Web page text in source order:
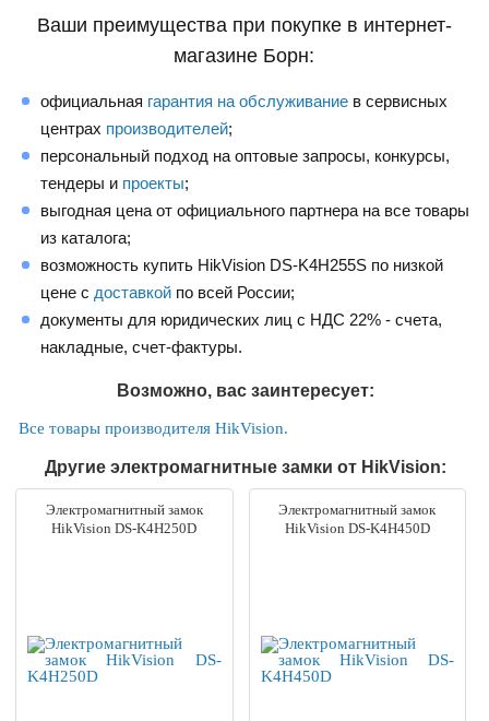
Ваши преимущества при покупке в интернет-
магазине Борн:
официальная гарантия на обслуживание в сервисных
центрах производителей;
персональный подход на оптовые запросы, конкурсы,
тендеры и проекты;
выгодная цена от официального партнера на все товары
из каталога;
возможность купить HikVision DS-K4H255S по низкой
цене с доставкой по всей России;
документы для юридических лиц с НДС 22% - счета,
накладные, счет-фактуры.
Возможно, вас заинтересует:
Все товары производителя HikVision.
Другие электромагнитные замки от HikVision:
Электромагнитный замок
HikVision DS-K4H250D
Электромагнитный замок
HikVision DS-K4H450D